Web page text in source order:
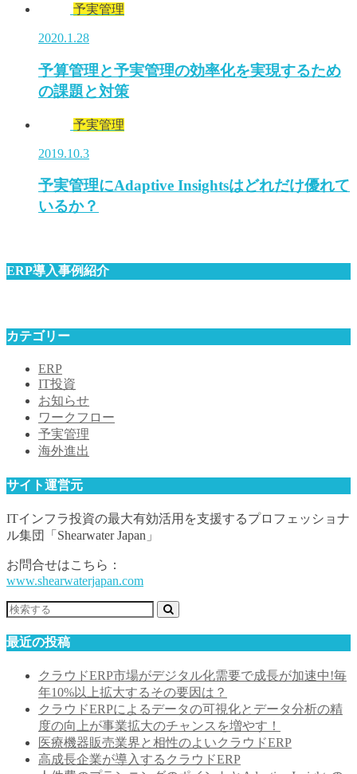
予実管理
2020.1.28
予算管理と予実管理の効率化を実現するため
の課題と対策
予実管理
2019.10.3
予実管理にAdaptive Insightsはどれだけ優れて
いるか？
ERP導入事例紹介
カテゴリー
ERP
IT投資
お知らせ
ワークフロー
予実管理
海外進出
サイト運営元
ITインフラ投資の最大有効活用を支援するプロフェッショナ
ル集団「Shearwater Japan」
お問合せはこちら：
www.shearwaterjapan.com
最近の投稿
クラウドERP市場がデジタル化需要で成長が加速中!毎
年10%以上拡大するその要因は？
クラウドERPによるデータの可視化とデータ分析の精
度の向上が事業拡大のチャンスを増やす！
医療機器販売業界と相性のよいクラウドERP
高成長企業が導入するクラウドERP